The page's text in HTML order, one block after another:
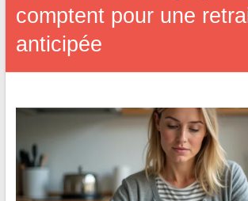
comptent pour une
anticipée